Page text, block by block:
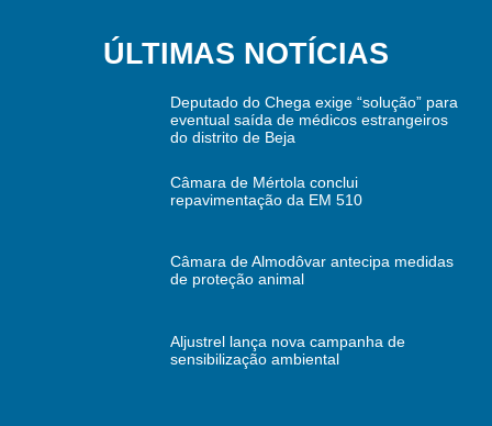
ÚLTIMAS NOTÍCIAS
Deputado do Chega exige “solução” para
eventual saída de médicos estrangeiros
do distrito de Beja
Câmara de Mértola conclui
repavimentação da EM 510
Câmara de Almodôvar antecipa medidas
de proteção animal
Aljustrel lança nova campanha de
sensibilização ambiental